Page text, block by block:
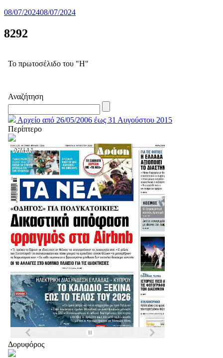
08/07/202408/07/2024
8292
Το πρωτοσέλιδο του "Η"
Αναζήτηση
Αρχείο από 26/05/2006 έως 31 Αυγούστου 2015
Περίπτερο
Δορυφόρος